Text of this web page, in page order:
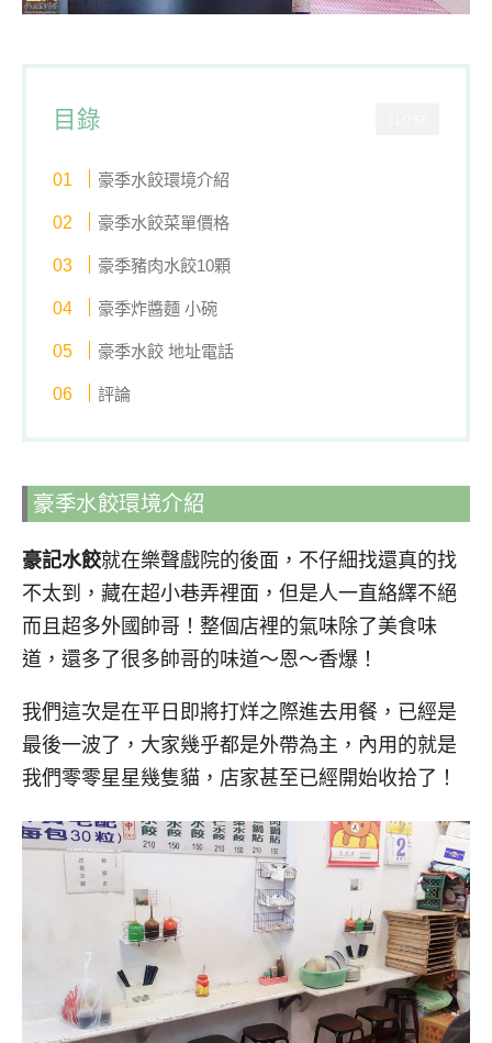
目錄
豪季水餃環境介紹
豪季水餃菜單價格
豪季豬肉水餃10顆
豪季炸醬麵 小碗
豪季水餃 地址電話
評論
豪季水餃環境介紹
豪記水餃就在樂聲戲院的後面，不仔細找還真的找
不太到，藏在超小巷弄裡面，但是人一直絡繹不絕
而且超多外國帥哥！整個店裡的氣味除了美食味
道，還多了很多帥哥的味道～恩～香爆！
我們這次是在平日即將打烊之際進去用餐，已經是
最後一波了，大家幾乎都是外帶為主，內用的就是
我們零零星星幾隻貓，店家甚至已經開始收拾了！